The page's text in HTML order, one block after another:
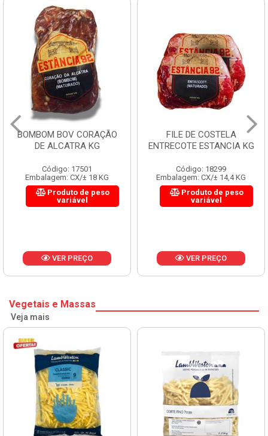
BOMBOM BOV CORAÇÃO
DE ALCATRA KG
Código: 17501
Embalagem: CX/± 18 KG
Produto de peso
variável
VER PREÇO
FILE DE COSTELA
ENTRECOTE ESTANCIA KG
Código: 18299
Embalagem: CX/± 14,4 KG
Produto de peso
variável
VER PREÇO
Vegetais e Massas
Veja mais